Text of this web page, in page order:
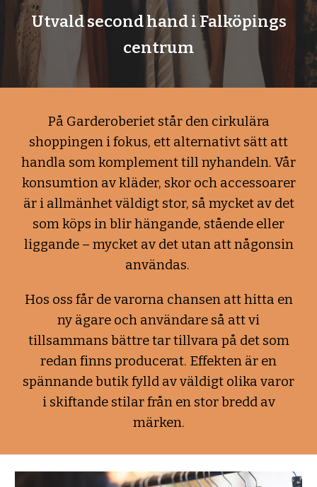
Utvald second hand i Falköpings
centrum
På Garderoberiet står den cirkulära
shoppingen i fokus, ett alternativt sätt att
handla som komplement till nyhandeln. Vår
konsumtion av kläder, skor och accessoarer
är i allmänhet väldigt stor, så mycket av det
som köps in blir hängande, stående eller
liggande – mycket av det utan att någonsin
användas.
Hos oss får de varorna chansen att hitta en
ny ägare och användare så att vi
tillsammans bättre tar tillvara på det som
redan finns producerat. Effekten är en
spännande butik fylld av väldigt olika varor
i skiftande stilar från en stor bredd av
märken.